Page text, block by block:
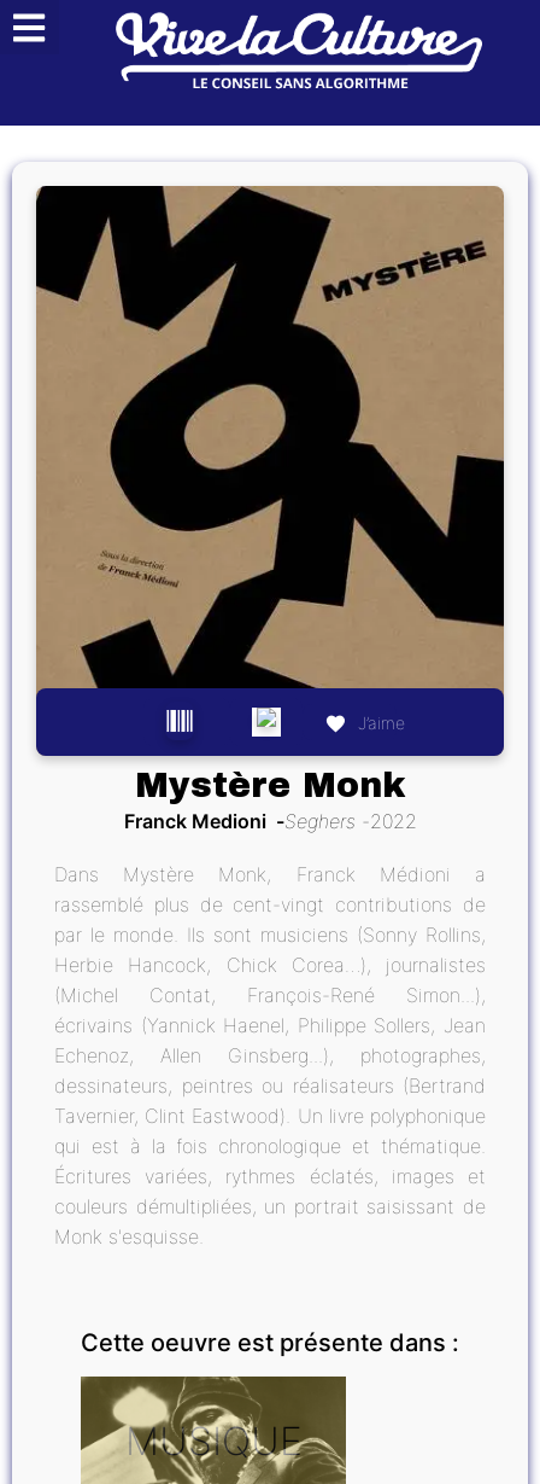
J’aime
Mystère Monk
Franck Medioni Seghers 2022
Dans Mystère Monk, Franck Médioni a
rassemblé plus de cent-vingt contributions de
par le monde. Ils sont musiciens (Sonny Rollins,
Herbie Hancock, Chick Corea…), journalistes
(Michel Contat, François-René Simon...),
écrivains (Yannick Haenel, Philippe Sollers, Jean
Echenoz, Allen Ginsberg...), photographes,
dessinateurs, peintres ou réalisateurs (Bertrand
Tavernier, Clint Eastwood). Un livre polyphonique
qui est à la fois chronologique et thématique.
Écritures variées, rythmes éclatés, images et
couleurs démultipliées, un portrait saisissant de
Monk s'esquisse.
Cette oeuvre est présente dans :
MUSIQUE